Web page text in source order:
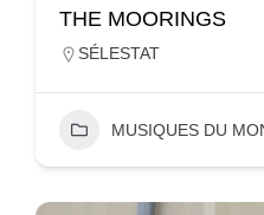
THE MOORINGS
SÉLESTAT
MUSIQUES DU